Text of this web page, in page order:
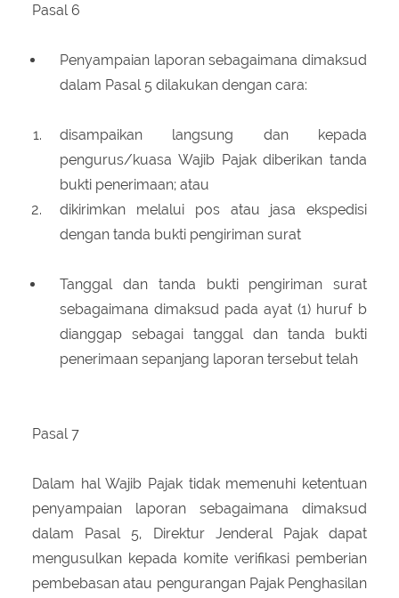
Pasal 6
Penyampaian laporan sebagaimana dimaksud
dalam Pasal 5 dilakukan dengan cara:
disampaikan langsung dan kepada
pengurus/kuasa Wajib Pajak diberikan tanda
bukti penerimaan; atau
dikirimkan melalui pos atau jasa ekspedisi
dengan tanda bukti pengiriman surat
Tanggal dan tanda bukti pengiriman surat
sebagaimana dimaksud pada ayat (1) huruf b
dianggap sebagai tanggal dan tanda bukti
penerimaan sepanjang laporan tersebut telah
Pasal 7
Dalam hal Wajib Pajak tidak memenuhi ketentuan
penyampaian laporan sebagaimana dimaksud
dalam Pasal 5, Direktur Jenderal Pajak dapat
mengusulkan kepada komite verifikasi pemberian
pembebasan atau pengurangan Pajak Penghasilan